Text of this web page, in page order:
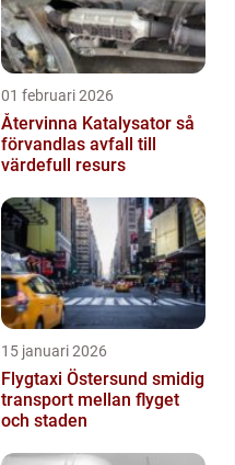
01 februari 2026
Återvinna Katalysator så
förvandlas avfall till
värdefull resurs
15 januari 2026
Flygtaxi Östersund smidig
transport mellan flyget
och staden